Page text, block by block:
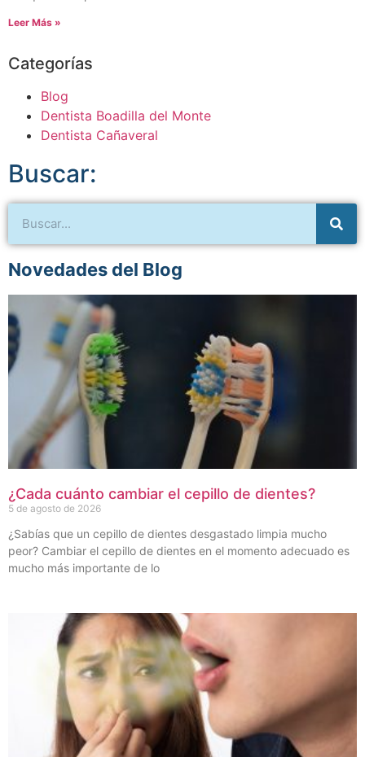
Leer Más »
Categorías
Blog
Dentista Boadilla del Monte
Dentista Cañaveral
Buscar:
Novedades del Blog
¿Cada cuánto cambiar el cepillo de dientes?
5 de agosto de 2026
¿Sabías que un cepillo de dientes desgastado limpia mucho
peor? Cambiar el cepillo de dientes en el momento adecuado es
mucho más importante de lo